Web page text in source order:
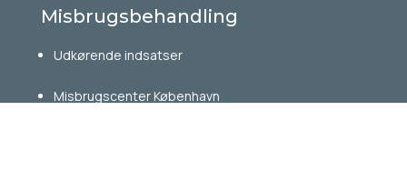
Misbrugsbehandling
Udkørende indsatser
Misbrugscenter København